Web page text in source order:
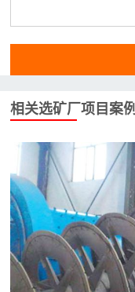
相关选矿厂项目案例